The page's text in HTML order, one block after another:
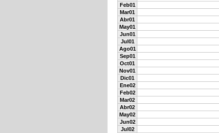
Feb01
Mar01
Abr01
May01
Jun01
Jul01
Ago01
Sep01
Oct01
Nov01
Dic01
Ene02
Feb02
Mar02
Abr02
May02
Jun02
Jul02